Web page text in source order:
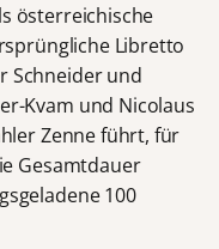
österreichische
Libretto
Schneider und
Kvam und Nicolaus
Zenne führt, für
Gesamtdauer
100